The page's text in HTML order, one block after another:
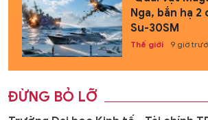
Nga, bắn hạ
Su-30SM
Thế giới 9 giờ
ĐỪNG BỎ LỠ